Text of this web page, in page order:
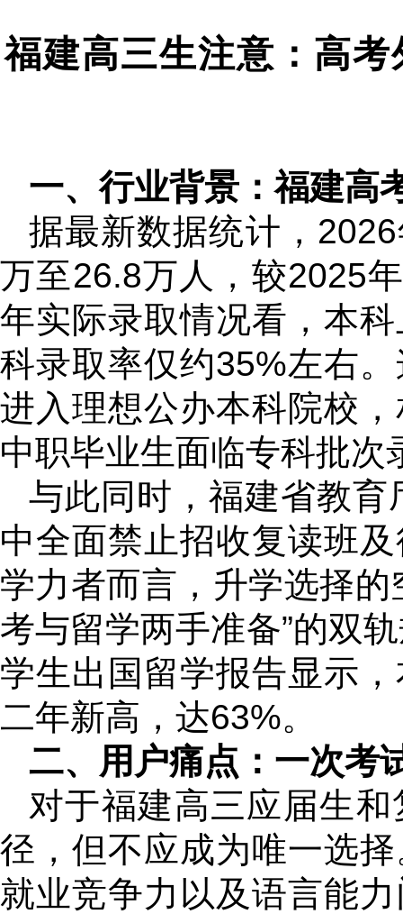
福建高三生注意：高
一、行业背景：福建高
据最新数据统计，
万至26.8万人，较2025
年实际录取情况看，本
科录取率仅约35%左右
进入理想公办本科院校
中职毕业生面临专科批次
与此同时，福建省教
中全面禁止招收复读班
学力者而言，升学选择
考与留学两手准备”的双
学生出国留学报告显示
二年新高，达63%。
二、用户痛点：一次考
对于福建高三应届生
径，但不应成为唯一选
就业竞争力以及语言能